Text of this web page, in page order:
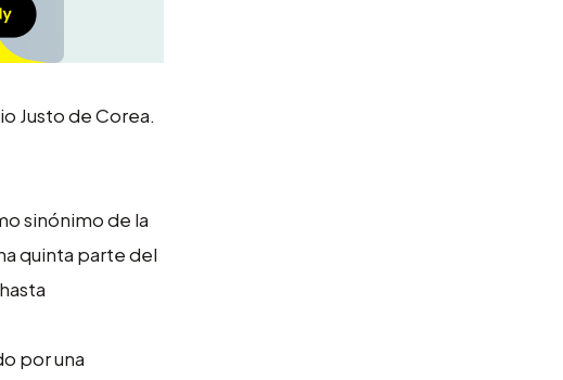
Justo de Corea.
sinónimo de la
quinta parte del
por una